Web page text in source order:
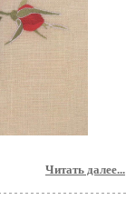
Читать далее...